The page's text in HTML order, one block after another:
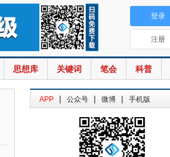
思想库 关键词 笔会 科普
登录
注册
APP | 公众号 | 微博 | 手机版